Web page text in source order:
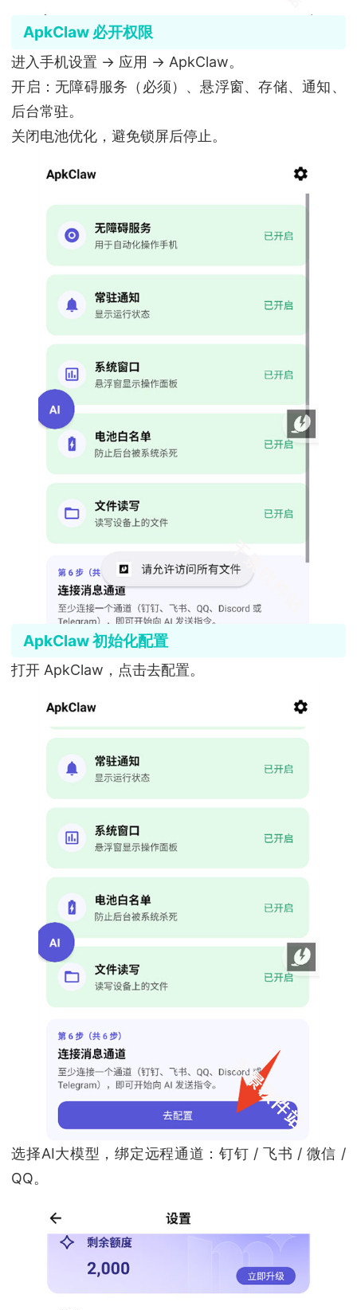
ApkClaw 必开权限
进入手机设置 → 应用 → ApkClaw。
开启：无障碍服务（必须）、悬浮窗、存储、通知、
后台常驻。
关闭电池优化，避免锁屏后停止。
ApkClaw 初始化配置
打开 ApkClaw，点击去配置。
选择AI大模型，绑定远程通道：钉钉 / 飞书 / 微信 /
QQ。